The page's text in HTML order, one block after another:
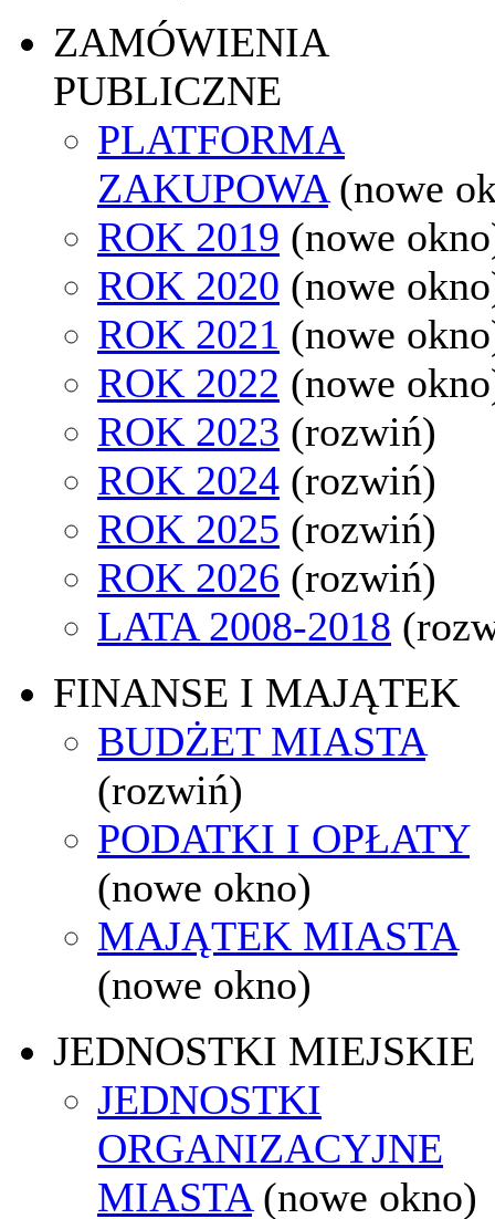
ZAMÓWIENIA
PUBLICZNE
PLATFORMA
ZAKUPOWA (nowe
ROK 2019 (nowe
ROK 2020 (nowe
ROK 2021 (nowe
ROK 2022 (nowe
ROK 2023 (rozwiń)
ROK 2024 (rozwiń)
ROK 2025 (rozwiń)
ROK 2026 (rozwiń)
LATA 2008-2018
FINANSE I MAJĄTEK
BUDŻET MIASTA
(rozwiń)
PODATKI I OPŁATY
(nowe okno)
MAJĄTEK MIASTA
(nowe okno)
JEDNOSTKI MIEJSKIE
JEDNOSTKI
ORGANIZACYJNE
MIASTA (nowe okno)